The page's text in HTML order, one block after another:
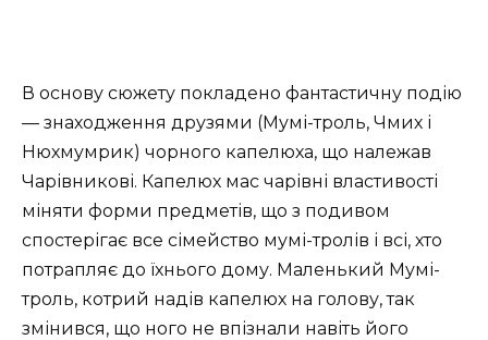
В основу сюжету покладено фантастичну подію
— знаходження друзями (Мумі-троль, Чмих і
Нюхмумрик) чорного капелюха, що належав
Чарівникові. Капелюх мас чарівні властивості
міняти форми предметів, що з подивом
спостерігає все сімейство мумі-тролів і всі, хто
потрапляє до їхнього дому. Маленький Мумі-
троль, котрий надів капелюх на голову, так
змінився, що ного не впізнали навіть його